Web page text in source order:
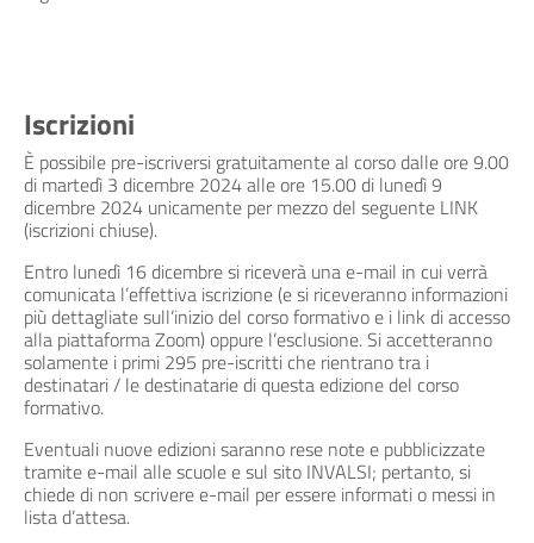
Iscrizioni
È possibile pre-iscriversi gratuitamente al corso dalle ore 9.00
di martedì 3 dicembre 2024 alle ore 15.00 di lunedì 9
dicembre 2024 unicamente per mezzo del seguente LINK
(iscrizioni chiuse).
Entro lunedì 16 dicembre si riceverà una e-mail in cui verrà
comunicata l’effettiva iscrizione (e si riceveranno informazioni
più dettagliate sull’inizio del corso formativo e i link di accesso
alla piattaforma Zoom) oppure l’esclusione. Si accetteranno
solamente i primi 295 pre-iscritti che rientrano tra i
destinatari / le destinatarie di questa edizione del corso
formativo.
Eventuali nuove edizioni saranno rese note e pubblicizzate
tramite e-mail alle scuole e sul sito INVALSI; pertanto, si
chiede di non scrivere e-mail per essere informati o messi in
lista d’attesa.